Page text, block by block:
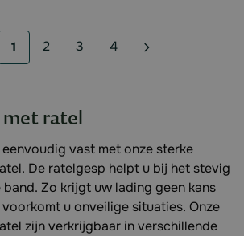
U lees momenteel pagina
1 Pagina
2 Pagina
3 Pagina
4
met ratel
vast met onze sterke
De ratelgesp helpt u bij het stevig
band. Zo krijgt uw lading geen kans
u onveilige situaties. Onze
zijn verkrijgbaar in verschillende